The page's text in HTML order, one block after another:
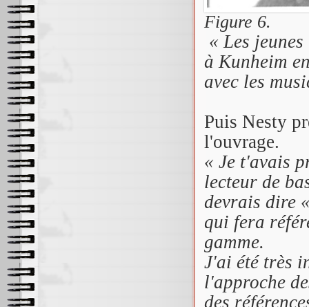
Figure 6.
« Les
à Kunheim
avec les
Puis Nesty
l'ouvrage.
« Je t'avais
lecteur de
devrais dire
qui fera
gamme.
J'ai été très
l'approche
des